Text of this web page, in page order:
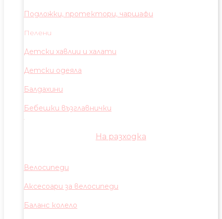
Подложки, протектори, чаршафи
Пелени
Детски хавлии и халати
Детски одеяла
Балдахини
Бебешки възглавнички
На разходка
Велосипеди
Аксесоари за велосипеди
Баланс колело